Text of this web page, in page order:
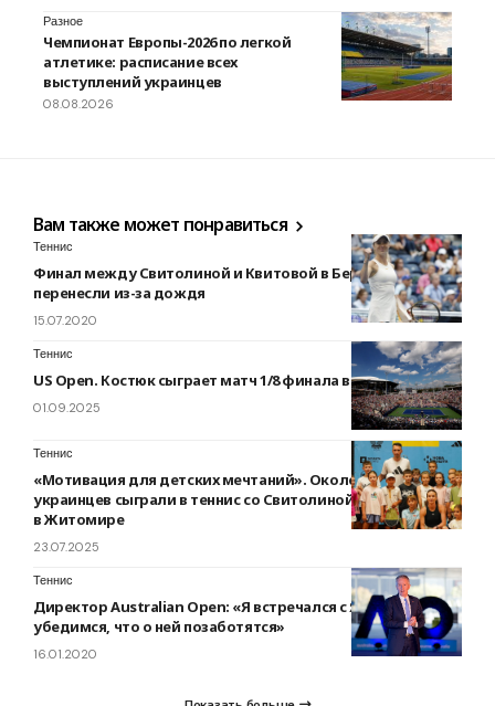
Разное
Чемпионат Европы-2026 по легкой
атлетике: расписание всех
выступлений украинцев
08.08.2026
Вам также может понравиться
Теннис
Финал между Свитолиной и Квитовой в Берлине
перенесли из-за дождя
15.07.2020
Теннис
US Open. Костюк сыграет матч 1/8 финала в понедельник
01.09.2025
Теннис
«Мотивация для детских мечтаний». Около 250 юных
украинцев сыграли в теннис со Свитолиной и Стаховским
в Житомире
23.07.2025
Теннис
Директор Australian Open: «Я встречался с Якупович, мы
убедимся, что о ней позаботятся»
16.01.2020